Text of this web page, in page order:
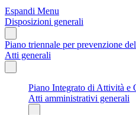
Espandi Menu
Disposizioni generali
Piano triennale per prevenzione
Atti generali
Piano Integrato di Attività e
Atti amministrativi generali